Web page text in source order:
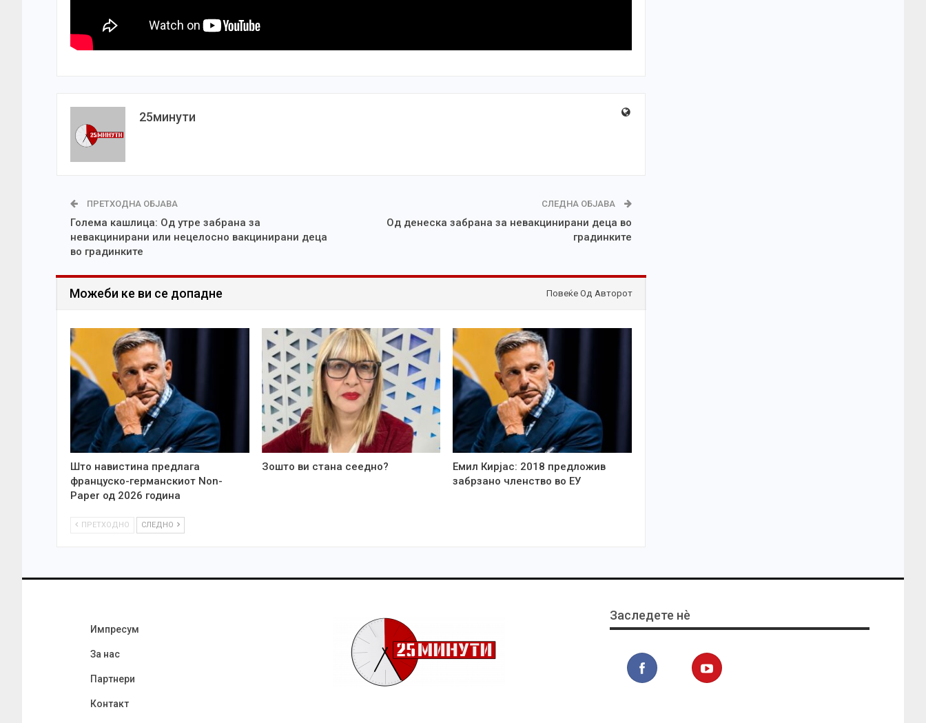
25минути
ПРЕТХОДНА ОБЈАВА
Голема кашлица: Од утре забрана за
невакцинирани или нецелосно вакцинирани деца
во градинките
СЛЕДНА ОБЈАВА
Од денеска забрана за невакцинирани деца во
градинките
Можеби ке ви се допадне Повеќе Од Авторот
Што навистина предлага
француско-германскиот Non-
Paper од 2026 година
Зошто ви стана сеедно?
Емил Кирјас: 2018 предложив
забрзано членство во ЕУ
ПРЕТХОДНО СЛЕДНО
Импресум
За нас
Партнери
Контакт
Заследете нѐ